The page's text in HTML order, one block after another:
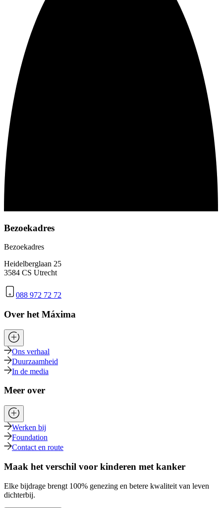
Bezoekadres
Bezoekadres
Heidelberglaan 25
3584 CS Utrecht
088 972 72 72
Over het Máxima
Ons verhaal
Duurzaamheid
In de media
Meer over
Werken bij
Foundation
Contact en route
Maak het verschil voor kinderen met kanker
Elke bijdrage brengt 100% genezing en betere kwaliteit van leven
dichterbij.